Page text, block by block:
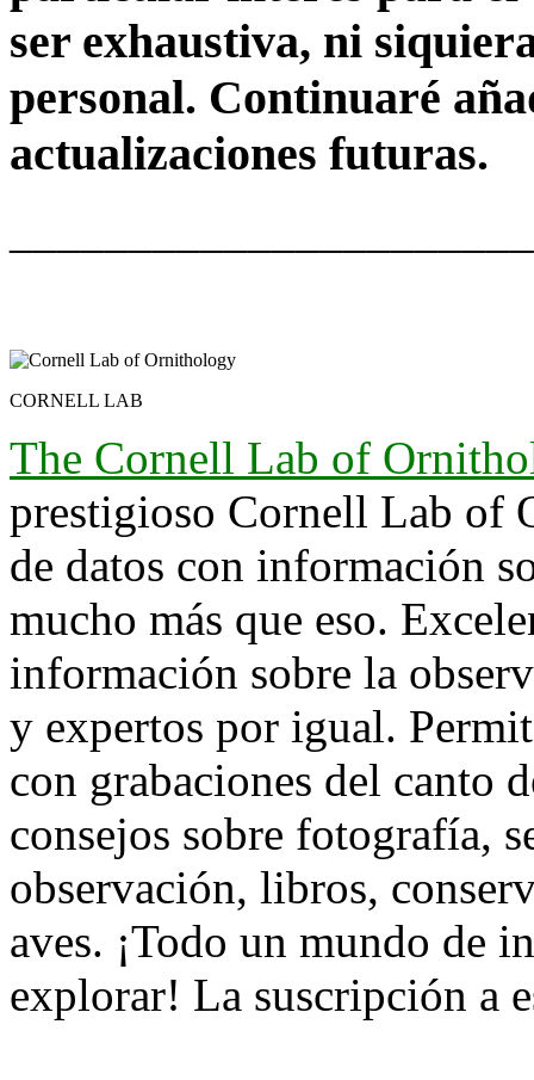
ser exhaustiva, ni
personal. Continuaré
actualizaciones futuras.
CORNELL LAB
The Cornell Lab of
prestigioso Cornell Lab of
de datos con información
mucho más que eso.
información sobre la
y expertos por igual.
con grabaciones del canto
consejos sobre fotografía,
observación, libros,
aves. ¡Todo un mundo de
explorar! La suscripción a